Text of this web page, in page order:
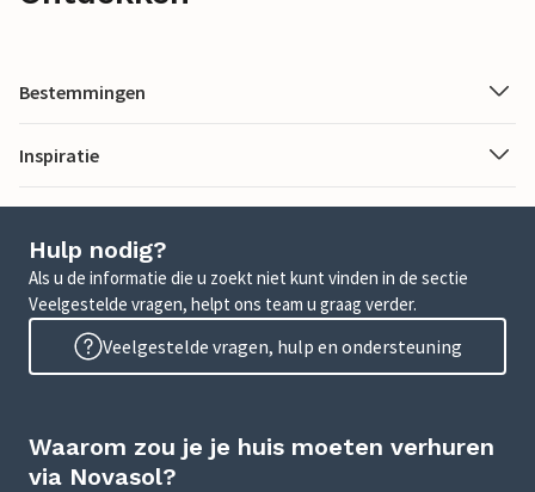
Bestemmingen
Inspiratie
Hulp nodig?
Als u de informatie die u zoekt niet kunt vinden in de sectie
Veelgestelde vragen, helpt ons team u graag verder.
Veelgestelde vragen, hulp en ondersteuning
Waarom zou je je huis moeten verhuren
via Novasol?